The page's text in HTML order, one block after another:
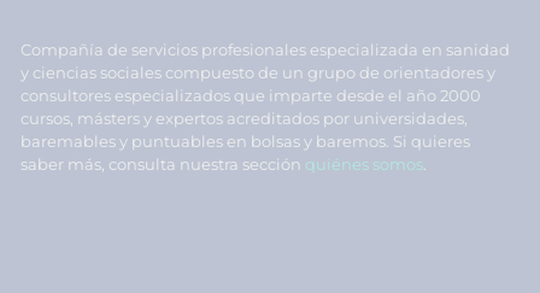
Compañía de servicios profesionales especializada en sanidad
y ciencias sociales compuesto de un grupo de orientadores y
consultores especializados que imparte desde el año 2000
cursos, másters y expertos acreditados por universidades,
baremables y puntuables en bolsas y baremos. Si quieres
saber más, consulta nuestra sección quiénes somos